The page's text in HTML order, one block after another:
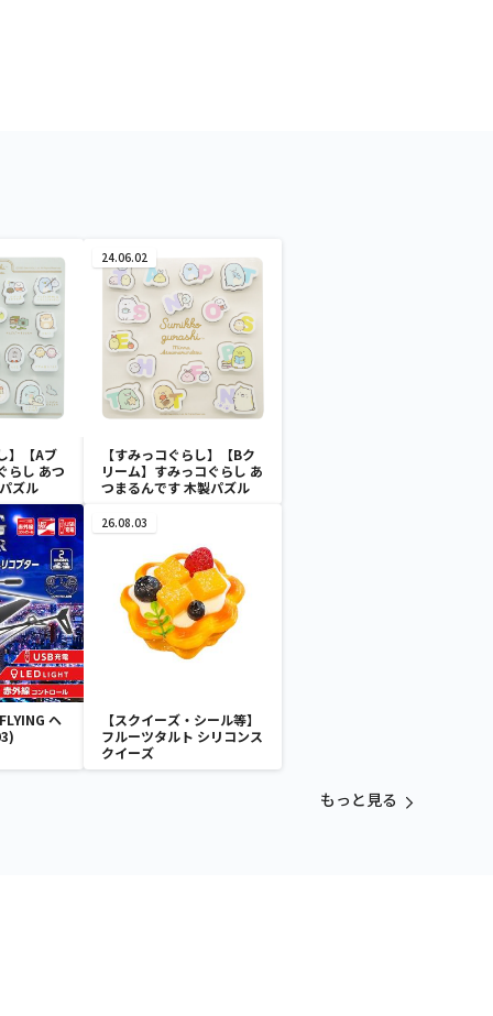
】【Aブ
らし あつ
ズル
24.06.02
【すみっコぐらし】【Bク
リーム】すみっコぐらし あ
つまるんです 木製パズル
ヘ
26.08.03
【スクイーズ・シール等】
フルーツタルト シリコンス
クイーズ
もっと見る